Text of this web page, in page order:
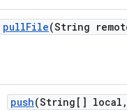
pullFile(String
push(String[] local ,